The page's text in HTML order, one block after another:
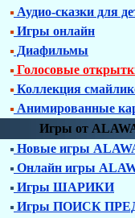
Аудио-сказки для
Игры онлайн
Диафильмы
Голосовые
Коллекция
Анимированные
Игры от
Новые игры
Онлайн игры
Игры ШАРИКИ
Игры ПОИСК